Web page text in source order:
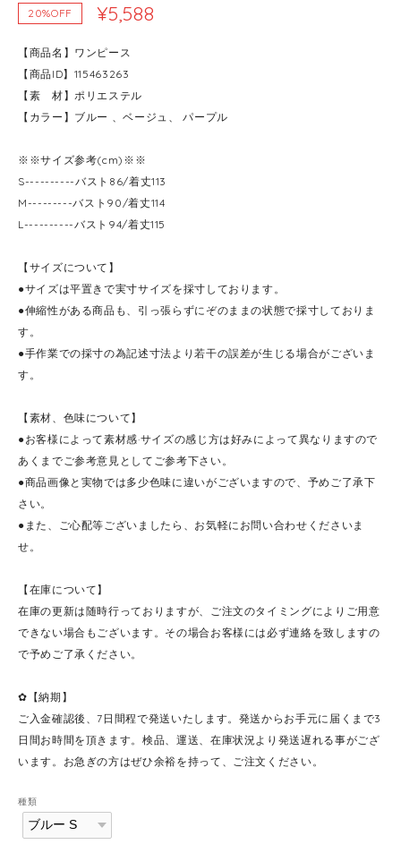
20%OFF
¥5,588
【商品名】ワンピース
【商品ID】115463263
【素 材】ポリエステル
【カラー】ブルー 、ベージュ、 パープル
※※サイズ参考(cm)※※
S----------バスト86/着丈113
M---------バスト90/着丈114
L----------バスト94/着丈115
【サイズについて】
●サイズは平置きで実寸サイズを採寸しております。
●伸縮性がある商品も、引っ張らずにぞのままの状態で採寸しておりま
す。
●手作業での採寸の為記述寸法より若干の誤差が生じる場合がございま
す。
【素材、色味について】
●お客様によって素材感·サイズの感じ方は好みによって異なりますので
あくまでご参考意見としてご参考下さい。
●商品画像と実物では多少色味に違いがございますので、予めご了承下
さい。
●また、ご心配等ございましたら、お気軽にお問い合わせくださいま
せ。
【在庫について】
在庫の更新は随時行っておりますが、ご注文のタイミングによりご用意
できない場合もございます。その場合お客様には必ず連絡を致しますの
で予めご了承ください。
✿【納期】
ご入金確認後、7日間程で発送いたします。発送からお手元に届くまで3
日間お時間を頂きます。検品、運送、在庫状況より発送遅れる事がござ
います。お急ぎの方はぜひ余裕を持って、ご注文ください。
種類